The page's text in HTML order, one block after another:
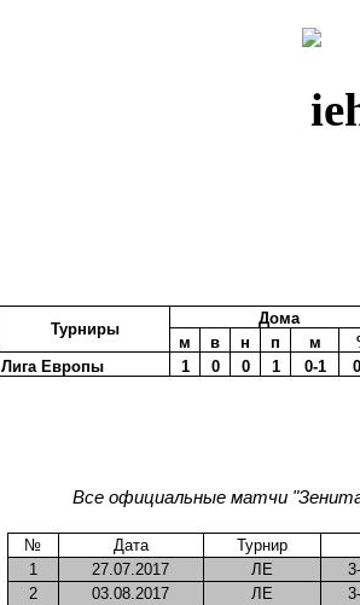
Турниры
Дома
м
в н п м
Лига Европы
1 0 0 1 0-1
Все официальные матчи
№ Дата
Турнир
1
27.07.2017 ЛЕ
2
03.08.2017 ЛЕ